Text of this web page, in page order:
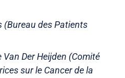
(Bureau des Patients
Der Heijden (Comité
sur le Cancer de la